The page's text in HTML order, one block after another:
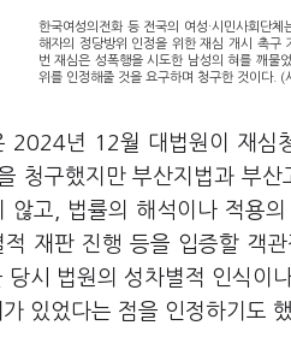
한국여성의전화 등 전국의 여성·시민사회단
해자의 정당방위 인정을 위한 재심 개시 촉구
번 재심은 성폭행을 시도한 남성의 혀를 깨물
위를 인정해줄 것을 요구하며 청구한 것이다. (
2024년 12월 대법원이 재심
청구했지만 부산지법과 부
않고, 법률의 해석이나 적용
재판 진행 등을 입증할 객
당시 법원의 성차별적 인식이
있었다는 점을 인정하기도